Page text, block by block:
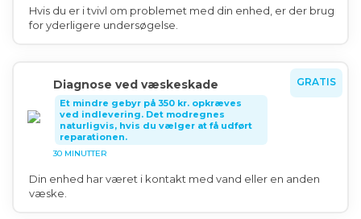
Hvis du er i tvivl om problemet med din enhed, er der brug
for yderligere undersøgelse.
Diagnose ved væskeskade
Et mindre gebyr på 350 kr. opkræves
ved indlevering. Det modregnes
naturligvis, hvis du vælger at få udført
reparationen.
30 MINUTTER
GRATIS
Din enhed har været i kontakt med vand eller en anden
væske.